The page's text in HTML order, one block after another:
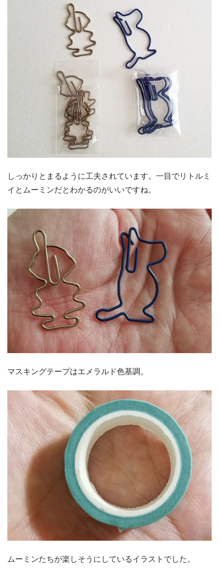
しっかりとまるように工夫されています。一目でリトルミ
イとムーミンだとわかるのがいいですね。
マスキングテープはエメラルド色基調。
ムーミンたちが楽しそうにしているイラストでした。